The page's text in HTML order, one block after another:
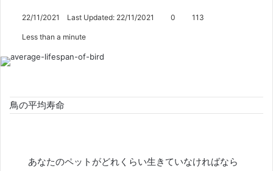
22/11/2021 Last Updated: 22/11/2021 0 113
Less than a minute
鳥の平均寿命
あなたのペットがどれくらい生きていなければなら